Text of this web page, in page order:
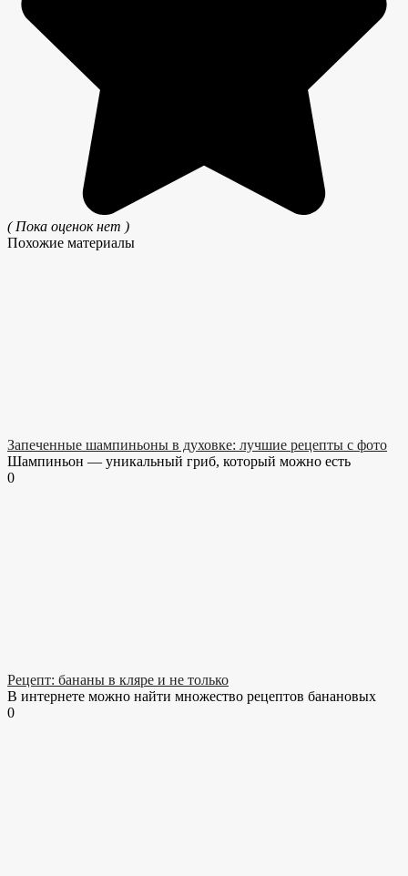
( Пока оценок нет )
Похожие материалы
Запеченные шампиньоны в духовке: лучшие рецепты с фото
Шампиньон — уникальный гриб, который можно есть
0
Рецепт: бананы в кляре и не только
В интернете можно найти множество рецептов банановых
0